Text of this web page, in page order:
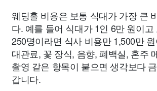
웨딩홀 비용은 보통 식대가 가장 큰
다. 예를 들어 식대가 1인 6만 원이고
250명이라면 식사 비용만 1,500만
대관료, 꽃 장식, 음향, 폐백실, 혼주
촬영 같은 항목이 붙으면 생각보다
갑니다.